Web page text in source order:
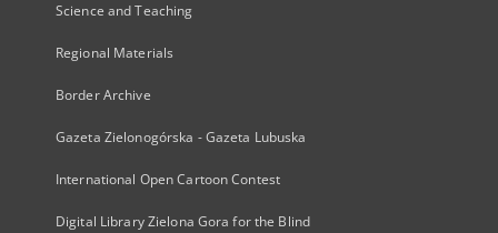
Science and Teaching
Regional Materials
Border Archive
Gazeta Zielonogórska - Gazeta Lubuska
International Open Cartoon Contest
Digital Library Zielona Gora for the Blind